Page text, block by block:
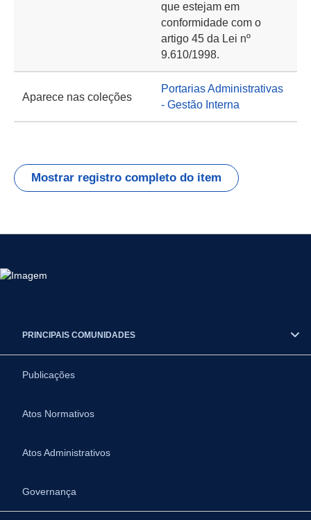
que estejam em
conformidade com o
artigo 45 da Lei nº
9.610/1998.
Aparece nas coleções
Portarias Administrativas
- Gestão Interna
Mostrar registro completo do item
PRINCIPAIS COMUNIDADES
Publicações
Atos Normativos
Atos Administrativos
Governança